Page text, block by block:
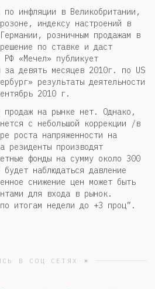
по инфляции в Великобритании,
индексу настроений в
розничным продажам в
по ставке и даст
«Мечел» публикует
за девять месяцев 2010г. по US
результаты деятельности
2010 г.
продаж на рынке нет. Однако,
с небольшой коррекции /в
роста напряженности на
резиденты производят
фонды на сумму около 300
наблюдаться давление
снижение цен может быть
для входа в рынок.
итогам недели до +3 проц”.
В СОЦ СЕТЯХ ☀